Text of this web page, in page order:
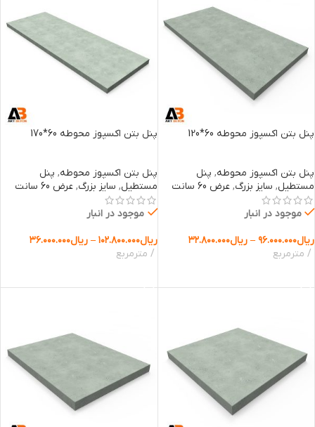
پنل بتن اکسپوز محوطه 60*120
پنل بتن اکسپوز محوطه, پنل
مستطیل, سایز بزرگ, عرض 60 سانت
موجود در انبار
ریال۹۶.۰۰۰.۰۰۰ – ریال۳۲.۸۰۰.۰۰۰
مترمربع
پنل بتن اکسپوز محوطه 60*170
پنل بتن اکسپوز محوطه, پنل
مستطیل, سایز بزرگ, عرض 60 سانت
موجود در انبار
ریال۱۰۲.۸۰۰.۰۰۰ – ریال۳۶.۰۰۰.۰۰۰
مترمربع